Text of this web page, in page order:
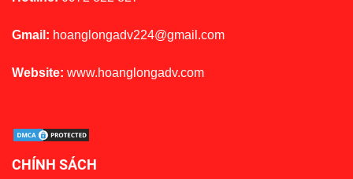
Gmail: hoanglongadv224@gmail.com
Website: www.hoanglongadv.com
CHÍNH SÁCH